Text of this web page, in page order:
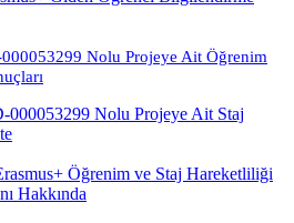
Nolu Projeye Ait Öğrenim
Nolu Projeye Ait Staj
Öğrenim ve Staj Hareketliliği
Hakkında